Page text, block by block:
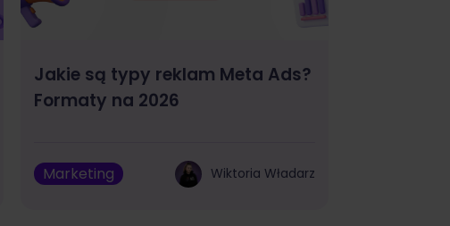
Jakie są typy reklam Meta Ads?
Formaty na 2026
Marketing Wiktoria Władarz